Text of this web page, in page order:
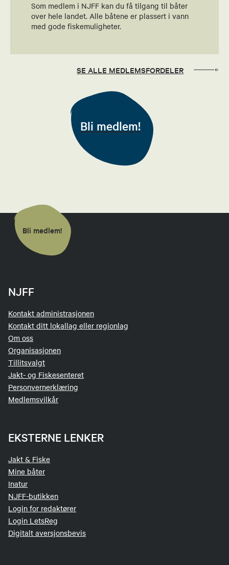
91540558
Send epost
Som medlem i NJFF kan du få tilgang til båter
over hele landet. Alle båtene er plassert i vann
med gode fiskemuligheter.
SE ALLE MEDLEMSFORDELER
Bli medlem!
Bli medlem!
NJFF
Kontakt administrasjonen
Kontakt ditt lokallag eller regionlag
Om oss
Organisasjonen
Tillitsvalgt
Jakt- og Fiskesenteret
Personvernerklæring
Medlemsvilkår
EKSTERNE LENKER
Jakt & Fiske
Mine båter
Inatur
NJFF-butikken
Login for redaktører
Login LetsReg
Digitalt aversjonsbevis